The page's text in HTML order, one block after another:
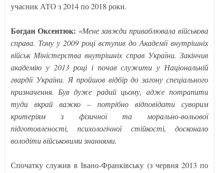
учасник АТО з 2014 по 2018 роки.
Богдан Оксентюк: «Мене завжди приваблювала військова
справа. Тому у 2009 році вступив до Академії внутрішніх
військ Міністерства внутрішніх справ України. Закінчив
академію у 2013 році і почав служити у Національній
гвардії України. Я пройшов відбір до загону спеціального
призначення. Був дуже радий цьому, адже потрапити
туди вкрай важко – потрібно відповідати суворим
критеріям з фізичної та морально-вольової
підготовленості, психологічної стійкості, досконало
володіти військовими знаннями.
Спочатку служив в Івано-Франківську (з червня 2013 по